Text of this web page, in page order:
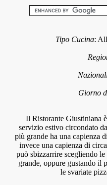
Tipo Cucina:
Giorno
Il Ristorante Giustiniana
servizio estivo circondato
più grande ha una capienza
invece una capienza di
può sbizzarrire scegliendo
grande, oppure gustando il
le svariate